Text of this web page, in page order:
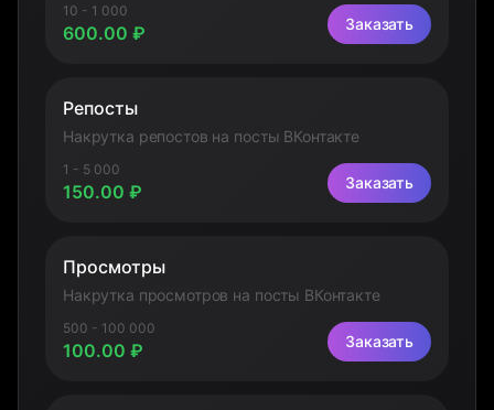
10 - 1 000
600.00 ₽ Заказать
Репосты
Накрутка репостов на посты ВКонтакте
1 - 5 000
150.00 ₽ Заказать
Просмотры
Накрутка просмотров на посты ВКонтакте
500 - 100 000
100.00 ₽ Заказать